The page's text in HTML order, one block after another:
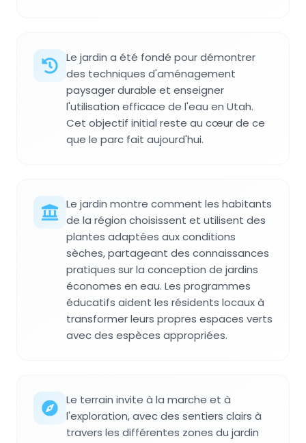
Le jardin a été fondé pour démontrer
des techniques d'aménagement
paysager durable et enseigner
l'utilisation efficace de l'eau en Utah.
Cet objectif initial reste au cœur de ce
que le parc fait aujourd'hui.
Le jardin montre comment les habitants
de la région choisissent et utilisent des
plantes adaptées aux conditions
sèches, partageant des connaissances
pratiques sur la conception de jardins
économes en eau. Les programmes
éducatifs aident les résidents locaux à
transformer leurs propres espaces verts
avec des espèces appropriées.
Le terrain invite à la marche et à
l'exploration, avec des sentiers clairs à
travers les différentes zones du jardin